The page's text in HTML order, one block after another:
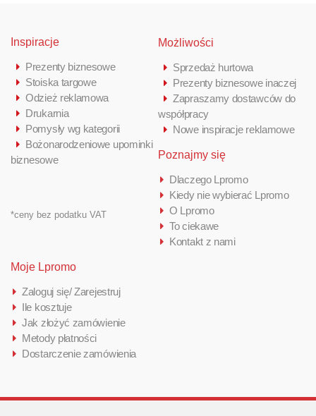
Inspiracje
Prezenty biznesowe
Stoiska targowe
Odzież reklamowa
Drukarnia
Pomysły wg kategorii
Bożonarodzeniowe upominki
biznesowe
*ceny bez podatku VAT
Możliwości
Sprzedaż hurtowa
Prezenty biznesowe inaczej
Zapraszamy dostawców do
współpracy
Nowe inspiracje reklamowe
Poznajmy się
Dlaczego Lpromo
Kiedy nie wybierać Lpromo
O Lpromo
To ciekawe
Kontakt z nami
Moje Lpromo
Zaloguj się/ Zarejestruj
Ile kosztuje
Jak złożyć zamówienie
Metody płatności
Dostarczenie zamówienia